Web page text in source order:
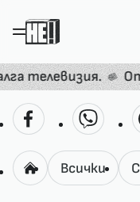
Отворете си
Всички